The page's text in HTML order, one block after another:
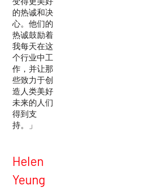
的热诚和决
心。他们的
热诚鼓励着
我每天在这
个行业中工
作，并让那
些致力于创
造人类美好
未来的人们
得到支
持。」
Helen
Yeung